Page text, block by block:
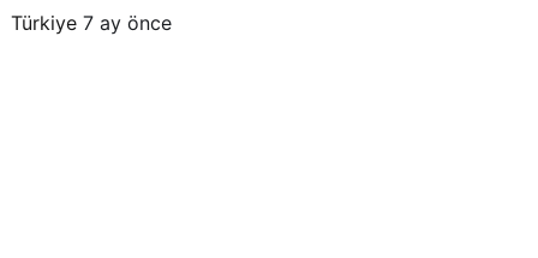
Türkiye 7 ay önce